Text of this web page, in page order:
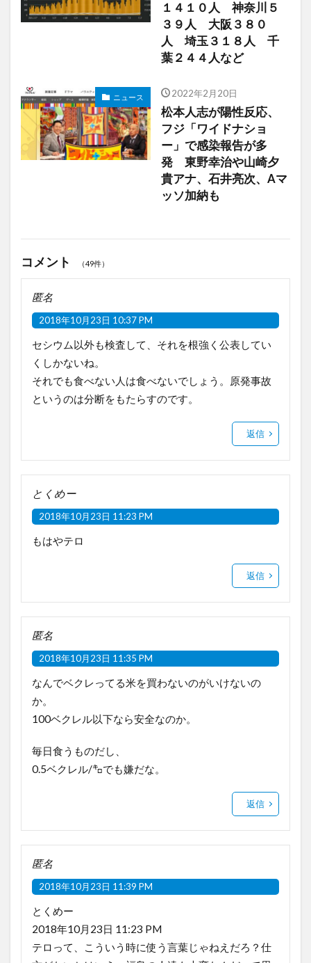
１４１０人 神奈川５
３９人 大阪３８０
人 埼玉３１８人 千
葉２４４人など
ニュース 2022年2月20日
松本人志が陽性反応、
フジ「ワイドナショ
ー」で感染報告が多
発 東野幸治や山崎夕
貴アナ、石井亮次、Aマ
ッソ加納も
コメント （49件）
匿名
2018年10月23日 10:37 PM
セシウム以外も検査して、それを根強く公表してい
くしかないね。
それでも食べない人は食べないでしょう。原発事故
というのは分断をもたらすのです。
返信
とくめー
2018年10月23日 11:23 PM
もはやテロ
返信
匿名
2018年10月23日 11:35 PM
なんでベクレってる米を買わないのがいけないの
か。
100ベクレル以下なら安全なのか。
毎日食うものだし、
0.5ベクレル/㌔でも嫌だな。
返信
匿名
2018年10月23日 11:39 PM
とくめー
2018年10月23日 11:23 PM
テロって、こういう時に使う言葉じゃねえだろ？仕